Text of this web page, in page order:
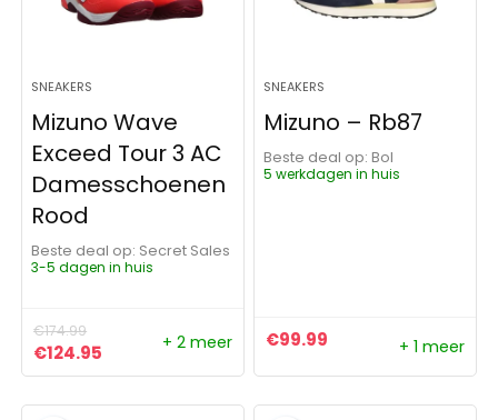
SNEAKERS
Mizuno Wave
Exceed Tour 3 AC
Damesschoenen
Rood
Beste deal op:
Secret Sales
3-5 dagen in huis
€174.99
Oorspronkelijke prijs was: €174.99.
€124.95 Huidige prijs is: €124.95.
+ 2 meer
SNEAKERS
Mizuno – Rb87
Beste deal op:
Bol
5 werkdagen in huis
€99.99 + 1 meer